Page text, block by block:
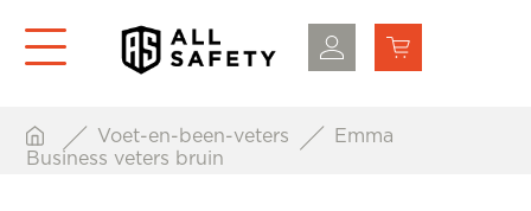
Voet-en-been-veters
Emma
Business veters bruin